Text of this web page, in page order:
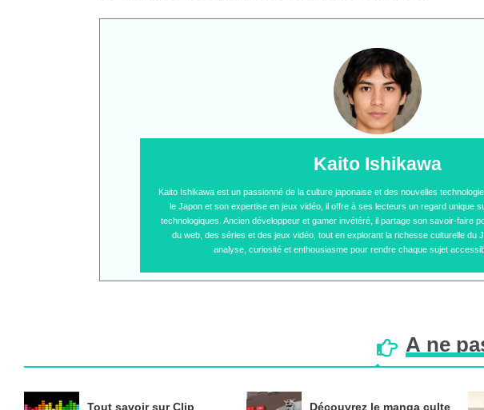
Kaito Ishikawa est un passionné de la culture japonaise et des nouvelles
le Japon et son expertise en jeux vidéo, il offre à ses lecteurs un regard unique
technologiques. Ancien développeur et gamer invétéré, il partage son savoir-faire
du web, des séries et des jeux vidéo, tout en explorant la richesse culturelle du
analyse, curiosité et enthousiasme pour rendre chaque sujet
Kaito Ishikawa
À ne
Tout savoir sur Clip Découvrez le manga culte